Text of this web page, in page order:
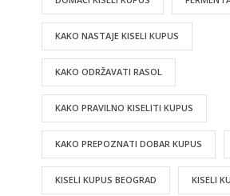
KAKO NASTAJE KISELI KUPUS
KAKO ODRŽAVATI RASOL
KAKO PRAVILNO KISELITI KUPUS
KAKO PREPOZNATI DOBAR KUPUS
KISELI KUPUS BEOGRAD KISELI